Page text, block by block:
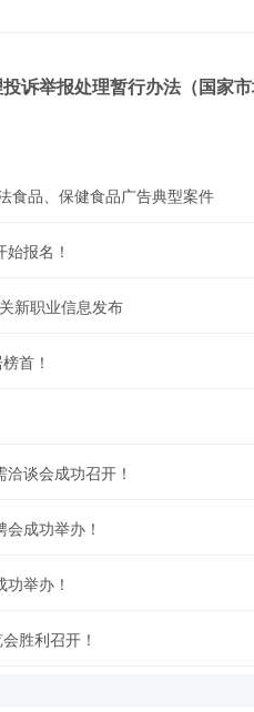
诉举报处理暂行办法（国家
食品、保健食品广告典型案件
报名！
新职业信息发布
首！
谈会成功召开！
成功举办！
举办！
胜利召开！